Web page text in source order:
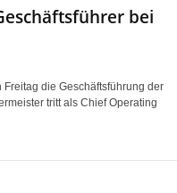
bei
die Geschäftsführung der
tritt als Chief Operating